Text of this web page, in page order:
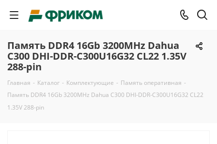
Память DDR4 16Gb 3200MHz Dahua
C300 DHI-DDR-C300U16G32 CL22 1.35V
288-pin
Главная - Каталог - Комплектующие - Память оперативная -
Память DDR4 16Gb 3200MHz Dahua C300 DHI-DDR-C300U16G32 CL22
1.35V 288-pin